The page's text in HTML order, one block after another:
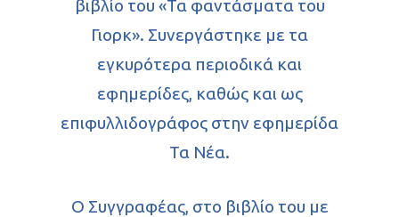
βιβλίο του «Τα φαντάσματα του
Γιορκ». Συνεργάστηκε με τα
εγκυρότερα περιοδικά και
εφημερίδες, καθώς και ως
επιφυλλιδογράφος στην εφημερίδα
Τα Νέα.
Ο Συγγραφέας, στο βιβλίο του με